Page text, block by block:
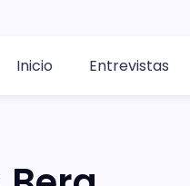
Inicio Entrevistas